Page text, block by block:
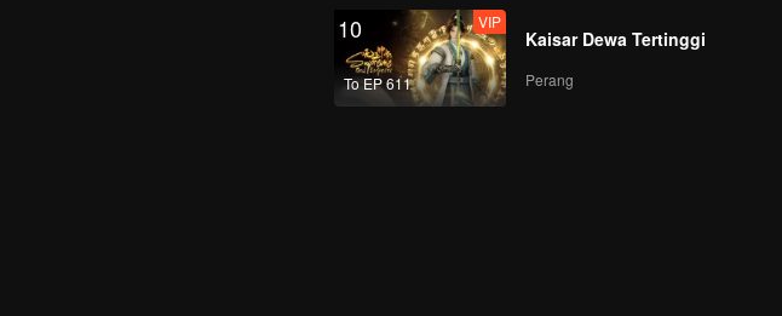
10
To EP 611
VIP
Kaisar Dewa Tertinggi
Perang